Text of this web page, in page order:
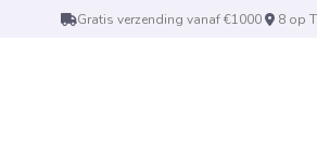
Gratis verzending vanaf €1000 8 op